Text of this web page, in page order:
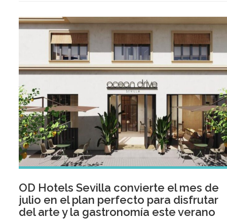
OD Hotels Sevilla convierte el mes de
julio en el plan perfecto para disfrutar
del arte y la gastronomía este verano